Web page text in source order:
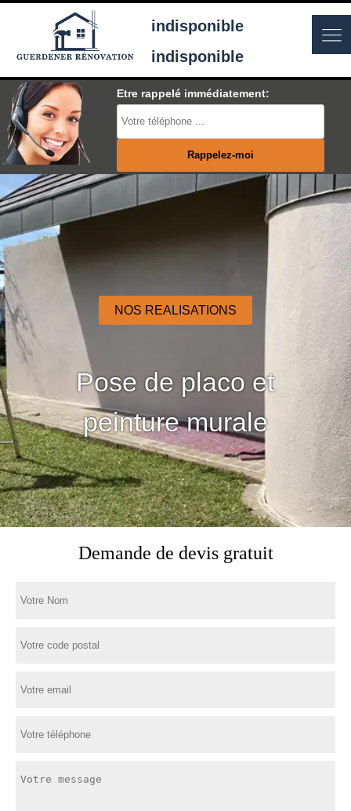
indisponible
indisponible
Etre rappelé immédiatement:
NOS REALISATIONS
Pose de placo et
peinture murale
Demande de devis gratuit